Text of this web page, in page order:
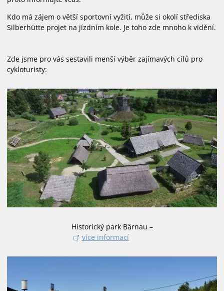
Kdo má zájem o větší sportovní vyžití, může si okolí střediska
Silberhütte projet na jízdním kole. Je toho zde mnoho k vidění.
Zde jsme pro vás sestavili menší výběr zajímavých cílů pro
cykloturisty:
Historický park Bärnau –
více informací